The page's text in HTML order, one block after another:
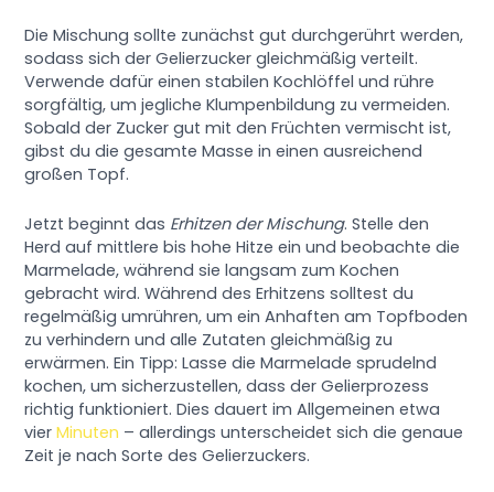
Die Mischung sollte zunächst gut durchgerührt werden,
sodass sich der Gelierzucker gleichmäßig verteilt.
Verwende dafür einen stabilen Kochlöffel und rühre
sorgfältig, um jegliche Klumpenbildung zu vermeiden.
Sobald der Zucker gut mit den Früchten vermischt ist,
gibst du die gesamte Masse in einen ausreichend
großen Topf.
Jetzt beginnt das Erhitzen der Mischung. Stelle den
Herd auf mittlere bis hohe Hitze ein und beobachte die
Marmelade, während sie langsam zum Kochen
gebracht wird. Während des Erhitzens solltest du
regelmäßig umrühren, um ein Anhaften am Topfboden
zu verhindern und alle Zutaten gleichmäßig zu
erwärmen. Ein Tipp: Lasse die Marmelade sprudelnd
kochen, um sicherzustellen, dass der Gelierprozess
richtig funktioniert. Dies dauert im Allgemeinen etwa
vierMinuten – allerdings unterscheidet sich die genaue
Zeit je nach Sorte des Gelierzuckers.